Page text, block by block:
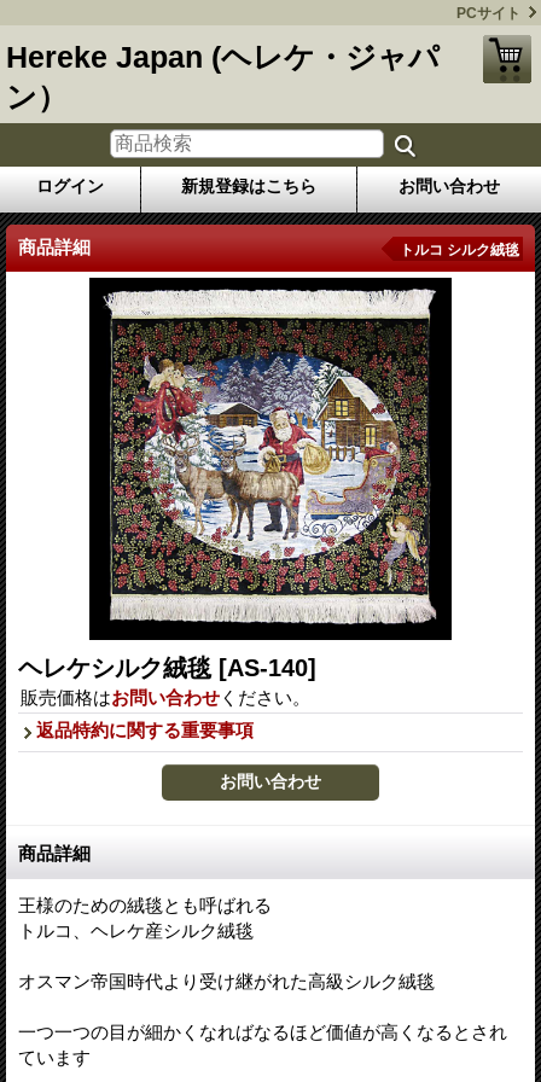
PCサイト
Hereke Japan (ヘレケ・ジャパ
ン）
ログイン 新規登録はこちら お問い合わせ
商品詳細 トルコ シルク絨毯
ヘレケシルク絨毯 [AS-140]
販売価格はお問い合わせ ください。
返品特約に関する重要事項
商品詳細
王様のための絨毯とも呼ばれる
トルコ、ヘレケ産シルク絨毯
オスマン帝国時代より受け継がれた高級シルク絨毯
一つ一つの目が細かくなればなるほど価値が高くなるとされ
ています